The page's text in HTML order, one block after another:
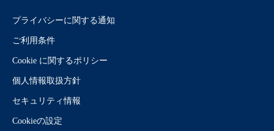
プライバシーに関する通知
ご利用条件
Cookie に関するポリシー
個人情報取扱方針
セキュリティ情報
Cookieの設定